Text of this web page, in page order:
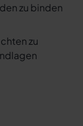
zu binden
zu